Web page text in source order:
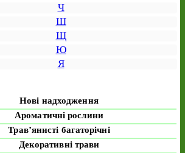
Ч
Ш
Щ
Ю
Я
Нові надходження
Ароматичні рослини
Трав’янисті багаторічні
Декоративні трави